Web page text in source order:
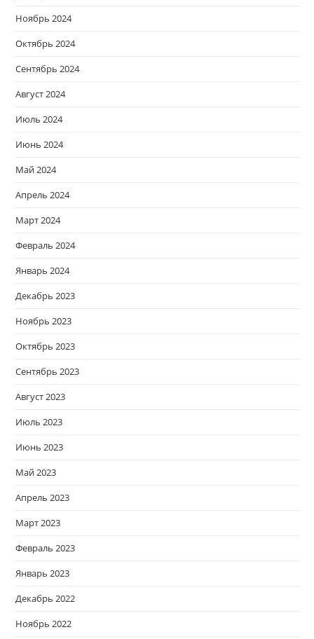
Ноябрь 2024
Октябрь 2024
Сентябрь 2024
Август 2024
Июль 2024
Июнь 2024
Май 2024
Апрель 2024
Март 2024
Февраль 2024
Январь 2024
Декабрь 2023
Ноябрь 2023
Октябрь 2023
Сентябрь 2023
Август 2023
Июль 2023
Июнь 2023
Май 2023
Апрель 2023
Март 2023
Февраль 2023
Январь 2023
Декабрь 2022
Ноябрь 2022